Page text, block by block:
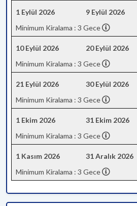
1 Eylül 2026 9 Eylül 2026
Minimum Kiralama : 3 Gece
10 Eylül 2026 20 Eylül 2026
Minimum Kiralama : 3 Gece
21 Eylül 2026 30 Eylül 2026
Minimum Kiralama : 3 Gece
1 Ekim 2026 31 Ekim 2026
Minimum Kiralama : 3 Gece
1 Kasım 2026 31 Aralık 2026
Minimum Kiralama : 3 Gece